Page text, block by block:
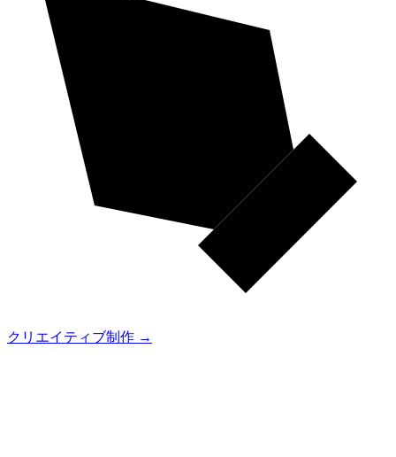
クリエイティブ制作 →